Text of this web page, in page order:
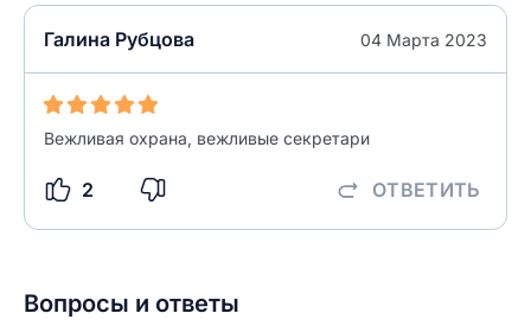
Галина Рубцова 04 Марта 2023
Вежливая охрана, вежливые секретари
2 ОТВЕТИТЬ
Вопросы и ответы